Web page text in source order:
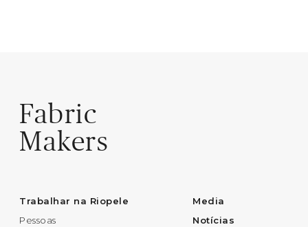
Fabric
Makers
Trabalhar na Riopele
Pessoas
Media
Notícias